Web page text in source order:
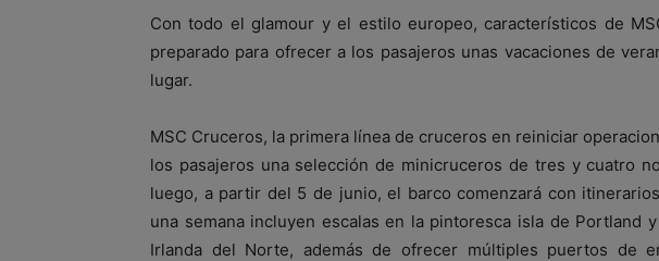
Con todo el glamour y el estilo europeo, característicos de
preparado para ofrecer a los pasajeros unas vacaciones de
lugar.
MSC Cruceros, la primera línea de cruceros en reiniciar
los pasajeros una selección de minicruceros de tres y cuatro
luego, a partir del 5 de junio, el barco comenzará con
una semana incluyen escalas en la pintoresca isla de Portland
Irlanda del Norte, además de ofrecer múltiples puertos de